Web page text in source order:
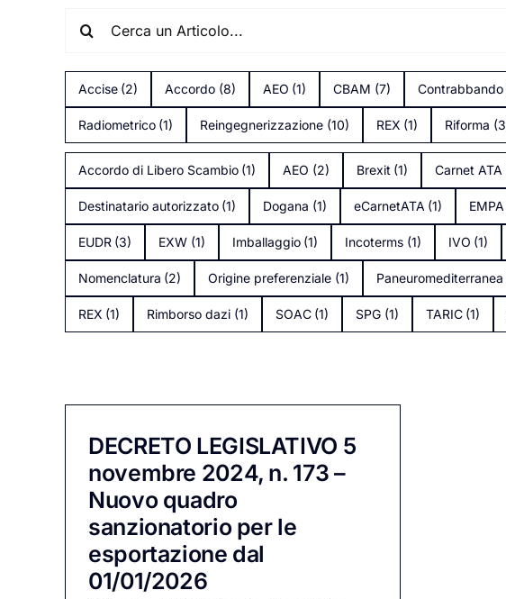
per:
Accise (2) Accordo (8) AEO (1) CBAM (7) Contrabbando
Radiometrico (1) Reingegnerizzazione (10) REX (1) Riforma
Accordo di Libero Scambio (1) AEO (2) Brexit (1) Carnet ATA
Destinatario autorizzato (1) Dogana (1) eCarnetATA (1) EMPA
EUDR (3) EXW (1) Imballaggio (1) Incoterms (1) IVO (1)
Nomenclatura (2) Origine preferenziale (1) Paneuromediterranea
REX (1) Rimborso dazi (1) SOAC (1) SPG (1) TARIC (1)
DECRETO LEGISLATIVO 5
novembre 2024, n. 173 –
Nuovo quadro
sanzionatorio per le
esportazione dal
01/01/2026